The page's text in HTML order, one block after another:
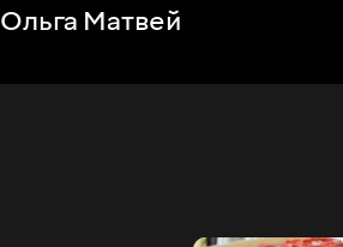
Ольга Матвей